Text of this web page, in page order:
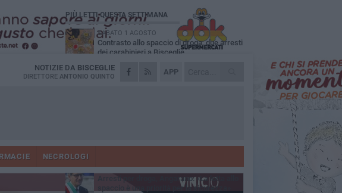
APP
NOTIZIE DA BISCEGLIE
DIRETTORE ANTONIO QUINTO
NECROLOGI
PIÙ LETTI QUESTA SETTIMANA
SABATO 1 AGOSTO
Contrasto allo spaccio di droga, due arresti
dei carabinieri a Bisceglie
MARTEDÌ 4 AGOSTO
Emergenza caldo, il Comune di Bisceglie
Due auto incendiate nella notte in via Dieta
SABATO 1 AGOSTO
Arresti per droga, Angarano: «La lotta allo
spaccio è una priorità per la sicurezza»